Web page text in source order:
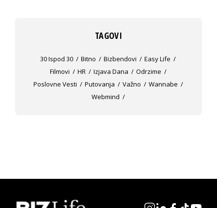
TAGOVI
30 Ispod 30 Bitno Bizbendovi
Easy Life
Filmovi
HR Izjava Dana
Odrzime
Poslovne Vesti
Putovanja Važno
Wannabe
Webmind